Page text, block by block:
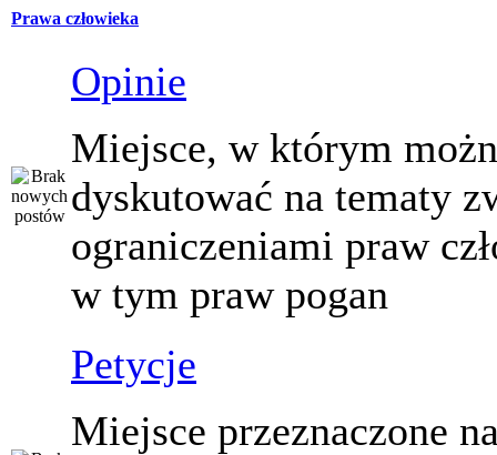
Prawa człowieka
Opinie
Miejsce, w którym
dyskutować na tematy
ograniczeniami praw
w tym praw pogan
Petycje
Miejsce przeznaczone